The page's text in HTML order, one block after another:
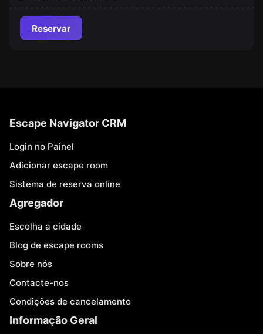
Reservar
Escape Navigator CRM
Login no Painel
Adicionar escape room
Sistema de reserva online
Agregador
Escolha a cidade
Blog de escape rooms
Sobre nós
Contacte-nos
Condições de cancelamento
Informação Geral